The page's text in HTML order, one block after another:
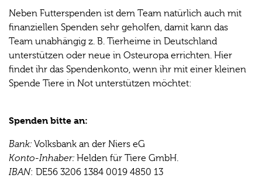
Neben Futterspenden ist dem Team natürlich auch mit
finanziellen Spenden sehr geholfen, damit kann das
Team unabhängig z. B. Tierheime in Deutschland
unterstützen oder neue in Osteuropa errichten. Hier
findet ihr das Spendenkonto, wenn ihr mit einer kleinen
Spende Tiere in Not unterstützen möchtet:
Spenden bitte an:
Bank: Volksbank an der Niers eG
Konto-Inhaber: Helden für Tiere GmbH.
IBAN: DE56 3206 1384 0019 4850 13